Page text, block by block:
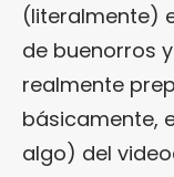
(literalmente)
de buenorros
realmente
básicamente,
algo) del